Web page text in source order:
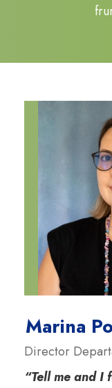
Marina
Director
“Tell me and I